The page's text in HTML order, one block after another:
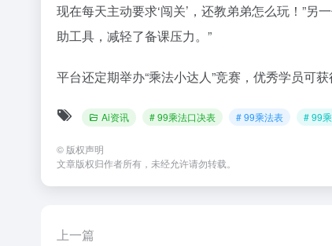
现在每天主动要求‘闯关’，还教弟弟怎么玩！”
助工具，减轻了备课压力。”
平台还定期举办“乘法小达人”竞赛，优秀学员可
Ai资讯 # 99乘法口决表 # 99乘法表 # 99
© 版权声明
文章版权归作者所有，未经允许请勿转载。
上一篇